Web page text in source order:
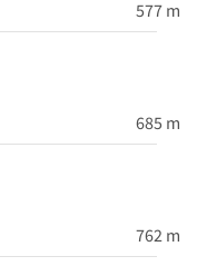
577 m
685 m
762 m